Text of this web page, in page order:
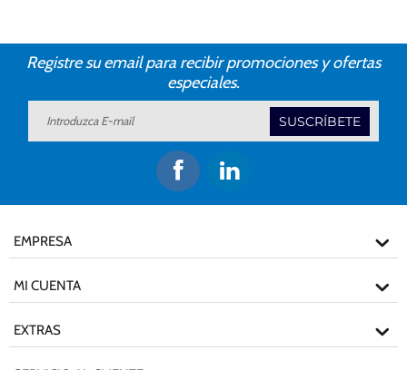
Registre su email para recibir promociones y ofertas
especiales.
SUSCRÍBETE
EMPRESA
MI CUENTA
EXTRAS